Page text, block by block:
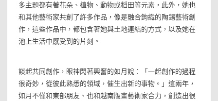
多主題都有著花朵、植物、動物或稻田等元素，此外，她也
和其他藝術家共創了許多作品，像是融合鉤織的陶錫藝術創
作，這些作品中，都包含著她與土地連結的方式，以及她在
池上生活中感受到的片刻。
談起共同創作，眼神閃著興奮的如月說：「一起創作的過程
很奇妙，從彼此熟悉的領域，催生出新的事物。」這兩年，
如月不僅和東部朋友、也和越南版畫藝術家合力，創造出很